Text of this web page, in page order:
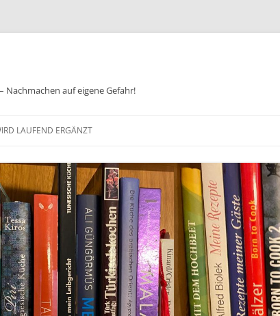
auf eigene Gefahr!
LAUFEND ERGÄNZT